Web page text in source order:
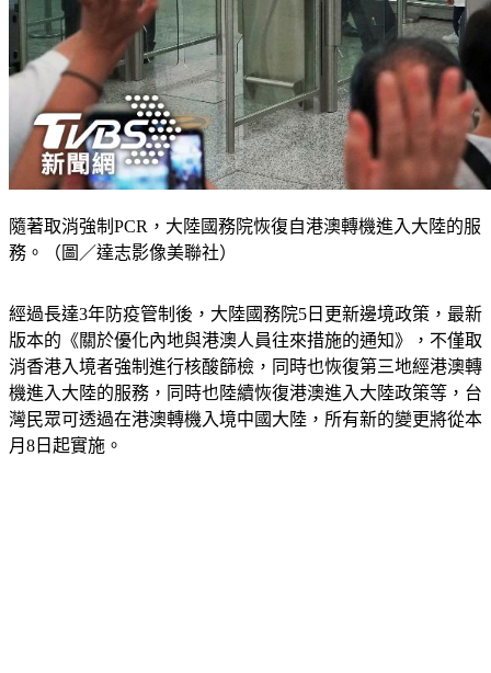
隨著取消強制PCR，大陸國務院恢復自港澳轉機進入大陸的服
務。（圖／達志影像美聯社）
經過長達3年防疫管制後，大陸國務院5日更新邊境政策，最新
版本的《關於優化內地與港澳人員往來措施的通知》，不僅取
消香港入境者強制進行核酸篩檢，同時也恢復第三地經港澳轉
機進入大陸的服務，同時也陸續恢復港澳進入大陸政策等，台
灣民眾可透過在港澳轉機入境中國大陸，所有新的變更將從本
月8日起實施。